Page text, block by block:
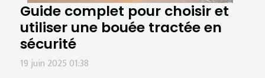
Guide complet pour choisir et
utiliser une bouée tractée en
sécurité
19 juin 2025 01:38